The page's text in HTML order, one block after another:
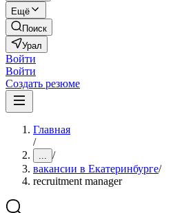
Ещё
Поиск
Урал
Войти
Войти
Создать резюме
Главная
/
... /
вакансии в Екатеринбурге/
recruitment manager